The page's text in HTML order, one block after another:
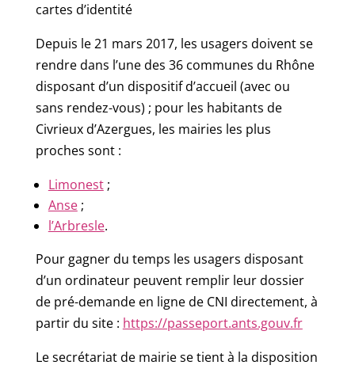
cartes d’identité
Depuis le 21 mars 2017, les usagers doivent se
rendre dans l’une des 36 communes du Rhône
disposant d’un dispositif d’accueil (avec ou
sans rendez-vous) ; pour les habitants de
Civrieux d’Azergues, les mairies les plus
proches sont :
Limonest;
Anse;
l’Arbresle.
Pour gagner du temps les usagers disposant
d’un ordinateur peuvent remplir leur dossier
de pré-demande en ligne de CNI directement, à
partir du site : https://passeport.ants.gouv.fr
Le secrétariat de mairie se tient à la disposition